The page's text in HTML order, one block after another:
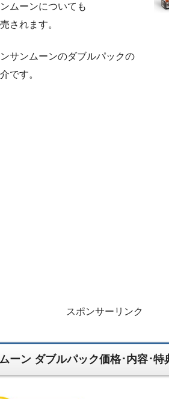
ムーンについても
されます。
サンムーンのダブルパックの
です。
スポンサーリンク
ーン ダブルパック価格･内容･特